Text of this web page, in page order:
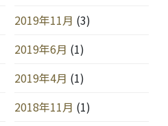
2019年11月 (3)
2019年6月 (1)
2019年4月 (1)
2018年11月 (1)